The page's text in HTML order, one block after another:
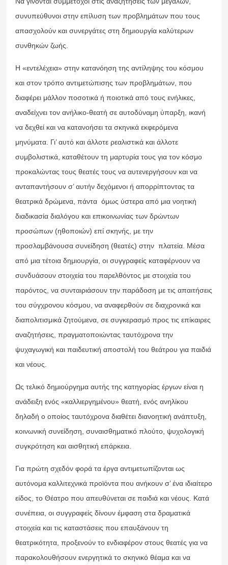
συνυπεύθυνοι στην επίλυση των προβλημάτων που τους
απασχολούν και συνεργάτες στη δημιουργία καλύτερων
συνθηκών ζωής.
Η «εντελέχεια» στην κατανόηση της αντίληψης του κόσμου
και στον τρόπο αντιμετώπισης των προβλημάτων, που
διαφέρει μάλλον ποσοτικά ή ποιοτικά από τους ενήλικες,
αναδείχνει τον ανήλικο-θεατή σε αυτοδύναμη ύπαρξη, ικανή
να δεχθεί και να κατανοήσει τα σκηνικά εκφερόμενα
μηνύματα. Γι’ αυτό και άλλοτε ρεαλιστικά και άλλοτε
συμβολιστικά, καταθέτουν τη μαρτυρία τους για τον κόσμο
προκαλώντας τους θεατές τους να αυτενεργήσουν και να
ανταπαντήσουν σ’ αυτήν δεχόμενοι ή απορρίπτοντας τα
θεατρικά δρώμενα, πάντα όμως ύστερα από μια νοητική
διαδικασία διαλόγου και επικοινωνίας των δρώντων
προσώπων (ηθοποιών) επί σκηνής, με την
προσλαμβάνουσα συνείδηση (θεατές) στην πλατεία. Μέσα
από μια τέτοια δημιουργία, οι συγγραφείς καταφέρνουν να
συνδυάσουν στοιχεία του παρελθόντος με στοιχεία του
παρόντος, να συνταιριάσουν την παράδοση με τις απαιτήσεις
του σύγχρονου κόσμου, να αναφερθούν σε διαχρονικά και
διαπολιτισμικά ζητούμενα, σε συγκερασμό προς τις επίκαιρες
αναζητήσεις, πραγματοποιώντας ταυτόχρονα την
ψυχαγωγική και παιδευτική αποστολή του θεάτρου για παιδιά
και νέους.
Ως τελικό δημιούργημα αυτής της κατηγορίας έργων είναι η
ανάδειξη ενός «καλλιεργημένου» θεατή, ενός ανηλίκου
δηλαδή ο οποίος ταυτόχρονα διαθέτει διανοητική ανάπτυξη,
κοινωνική συνείδηση, συναισθηματικό πλούτο, ψυχολογική
συγκρότηση και αισθητική επάρκεια.
Για πρώτη σχεδόν φορά τα έργα αντιμετωπίζονται ως
αυτόνομα καλλιτεχνικά προϊόντα που ανήκουν σ’ ένα ιδιαίτερο
είδος, το Θέατρο που απευθύνεται σε παιδιά και νέους. Κατά
συνέπεια, οι συγγραφείς δίνουν έμφαση στα δραματικά
στοιχεία και τις καταστάσεις που επαυξάνουν τη
θεατρικότητα, προξενούν το ενδιαφέρον στους θεατές για να
παρακολουθήσουν ενεργητικά το σκηνικό θέαμα και να